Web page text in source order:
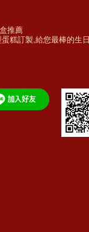
推薦
糕訂製,給您最棒的生